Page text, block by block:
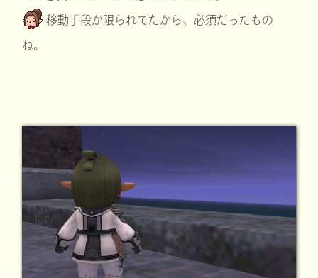
移動手段が限られてたから、必須だったもの
ね。